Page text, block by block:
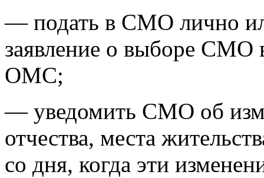
— подать в СМО лично
заявление о выборе СМО
ОМС;
— уведомить СМО об
отчества, места
со дня, когда эти